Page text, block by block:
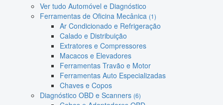
Ver tudo Automóvel e Diagnóstico
Ferramentas de Oficina Mecânica (1)
Ar Condicionado e Refrigeração
Calado e Distribuição
Extratores e Compressores
Macacos e Elevadores
Ferramentas Travão e Motor
Ferramentas Auto Especializadas
Chaves e Copos
Diagnóstico OBD e Scanners (6)